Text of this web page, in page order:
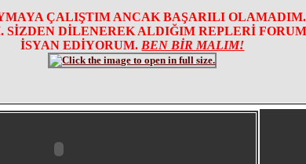
ÇALIŞTIM ANCAK BAŞARILI
DİLENEREK ALDIĞIM REPLERİ
İSYAN EDİYORUM. BEN BİR MALIM!